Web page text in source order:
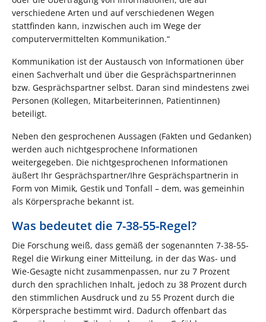
verschiedene Arten und auf verschiedenen Wegen
stattfinden kann, inzwischen auch im Wege der
computervermittelten Kommunikation.“
Kommunikation ist der Austausch von Informationen über
einen Sachverhalt und über die Gesprächspartnerinnen
bzw. Gesprächspartner selbst. Daran sind mindestens zwei
Personen (Kollegen, Mitarbeiterinnen, Patientinnen)
beteiligt.
Neben den gesprochenen Aussagen (Fakten und Gedanken)
werden auch nichtgesprochene Informationen
weitergegeben. Die nichtgesprochenen Informationen
äußert Ihr Gesprächspartner/Ihre Gesprächspartnerin in
Form von Mimik, Gestik und Tonfall – dem, was gemeinhin
als Körpersprache bekannt ist.
Was bedeutet die 7-38-55-Regel?
Die Forschung weiß, dass gemäß der sogenannten 7-38-55-
Regel die Wirkung einer Mitteilung, in der das Was- und
Wie-Gesagte nicht zusammenpassen, nur zu 7 Prozent
durch den sprachlichen Inhalt, jedoch zu 38 Prozent durch
den stimmlichen Ausdruck und zu 55 Prozent durch die
Körpersprache bestimmt wird. Dadurch offenbart das